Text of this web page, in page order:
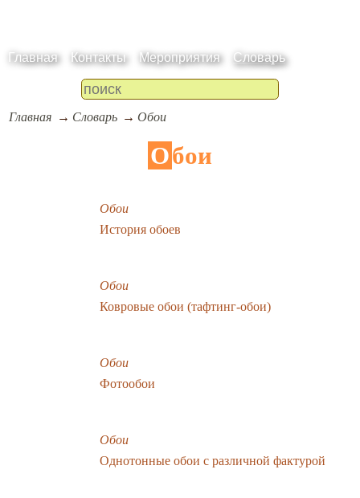
Главная Контакты Мероприятия Словарь
Главная Словарь Обои
Обои
Обои
История обоев
Обои
Ковровые обои (тафтинг-обои)
Обои
Фотообои
Обои
Однотонные обои с различной фактурой